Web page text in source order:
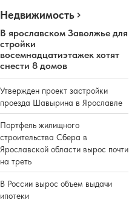
Недвижимость
В ярославском Заволжье для
стройки
восемнадцатиэтажек хотят
снести 8 домов
Утвержден проект застройки
проезда Шавырина в Ярославле
Портфель жилищного
строительства Сбера в
Ярославской области вырос почти
на треть
В России вырос объем выдачи
ипотеки